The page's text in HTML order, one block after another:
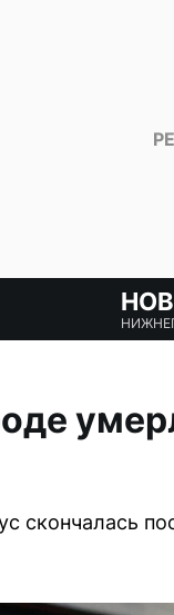
скончалась